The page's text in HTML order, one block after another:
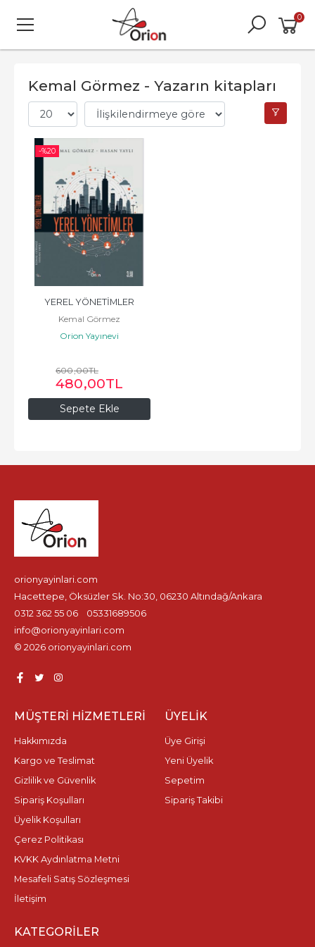
0
Kemal Görmez - Yazarın kitapları
-%20
Sepete Ekle
YEREL YÖNETİMLER
Kemal Görmez
Orion Yayınevi
600,00TL
480,00TL
orionyayinlari.com
Hacettepe, Öksüzler Sk. No:30, 06230 Altındağ/Ankara
0312 362 55 06
05331689506
info@orionyayinlari.com
© 2026 orionyayinlari.com
MÜŞTERI HIZMETLERI
Hakkımızda
Kargo ve Teslimat
Gizlilik ve Güvenlik
Sipariş Koşulları
Üyelik Koşulları
Çerez Politikası
KVKK Aydınlatma Metni
Mesafeli Satış Sözleşmesi
İletişim
ÜYELIK
Üye Girişi
Yeni Üyelik
Sepetim
Sipariş Takibi
KATEGORILER